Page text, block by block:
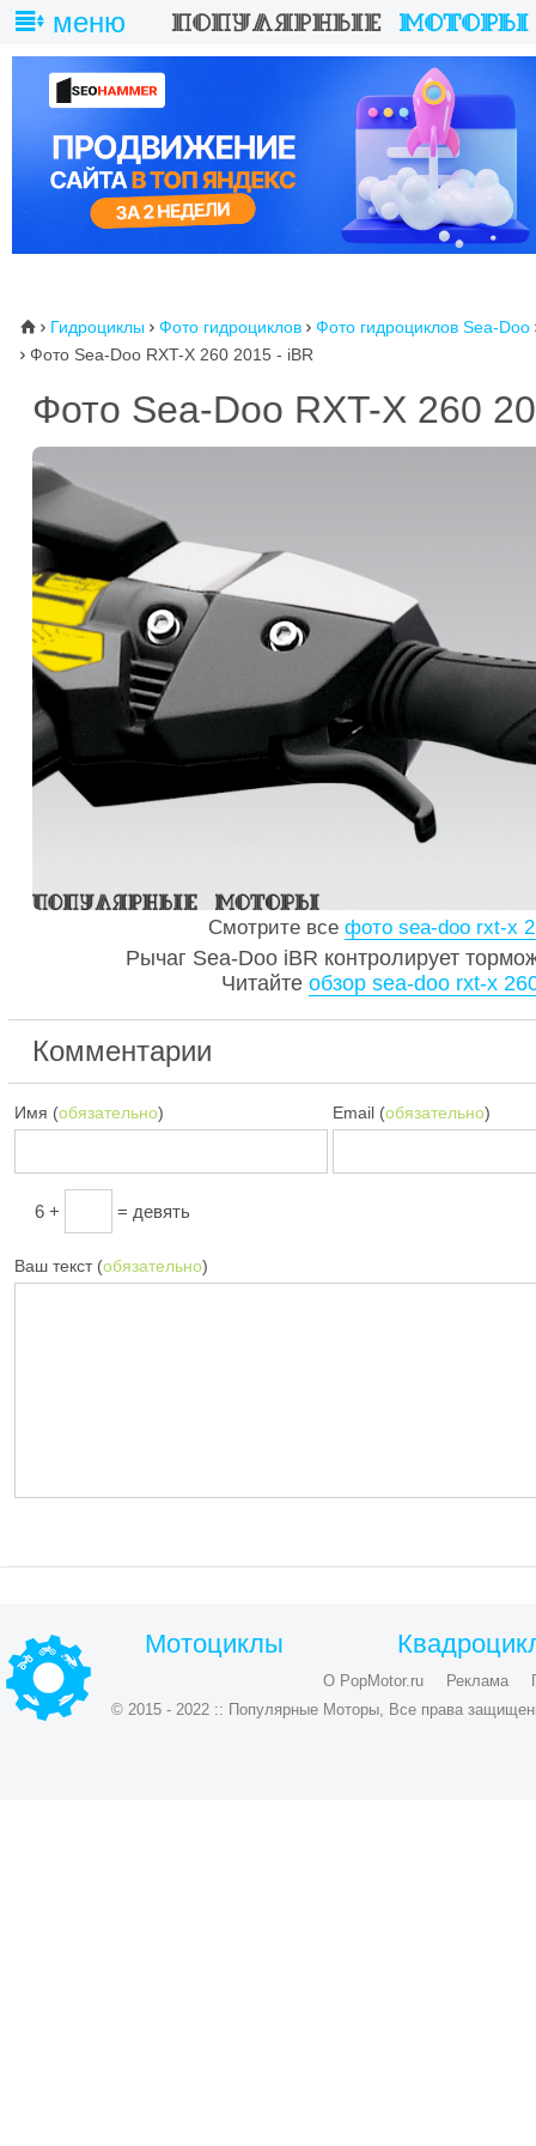
меню
⌂  Гидроциклы  Фото гидроциклов  Фото гидроциклов Sea-Doo
 Фото Sea-Doo RXT-X 260 2015 - iBR
Фото Sea-Doo RXT-X 260
Смотрите все фото sea-doo rxt-x
Рычаг Sea-Doo iBR контролирует
Читайте обзор sea-doo rxt-x
Комментарии
Имя (обязательно) Email (обязательно)
6 + = девять
Ваш текст (обязательно)
Мотоциклы
О PopMotor.ru Реклама
© 2015 - 2022 :: Популярные Моторы, Все права